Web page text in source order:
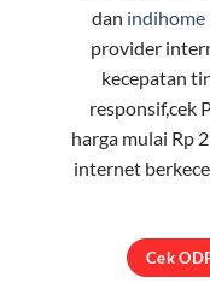
dan indihome
provider
kecepatan
responsif,cek
harga mulai Rp
internet
Cek